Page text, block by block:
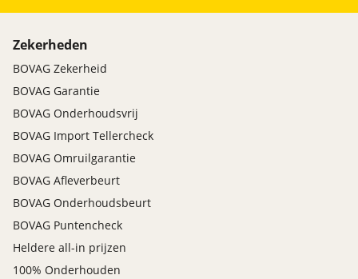
Zekerheden
BOVAG Zekerheid
BOVAG Garantie
BOVAG Onderhoudsvrij
BOVAG Import Tellercheck
BOVAG Omruilgarantie
BOVAG Afleverbeurt
BOVAG Onderhoudsbeurt
BOVAG Puntencheck
Heldere all-in prijzen
100% Onderhouden